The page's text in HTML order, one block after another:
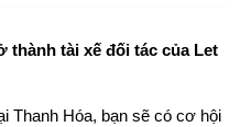
thành tài xế đối tác của Let
Thanh Hóa, bạn sẽ có cơ hội